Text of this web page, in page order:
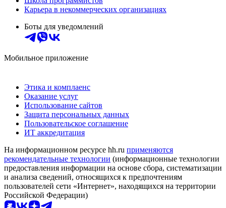
Карьера в некоммерческих организациях
Боты для уведомлений
Мобильное приложение
Этика и комплаенс
Оказание услуг
Использование сайтов
Защита персональных данных
Пользовательское соглашение
ИТ аккредитация
На информационном ресурсе hh.ru применяются
рекомендательные технологии (информационные технологии
предоставления информации на основе сбора, систематизации
и анализа сведений, относящихся к предпочтениям
пользователей сети «Интернет», находящихся на территории
Российской Федерации)